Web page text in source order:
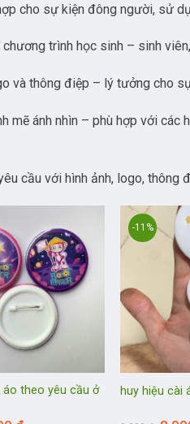
cho sự kiện đông người, sử
trình học sinh – sinh
và thông điệp – lý tưởng cho
mẽ ánh nhìn – phù hợp với
cầu với hình ảnh, logo, thông
áo theo yêu cầu ở
-11%
huy hiệu cài